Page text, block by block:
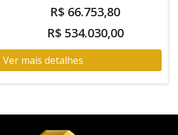
R$ 66.753,80
R$ 534.030,00
Ver mais detalhes